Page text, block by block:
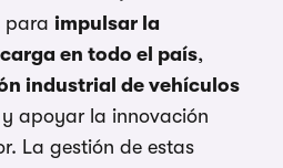
para impulsar la
en todo el país,
industrial de vehículos
y apoyar la innovación
La gestión de estas